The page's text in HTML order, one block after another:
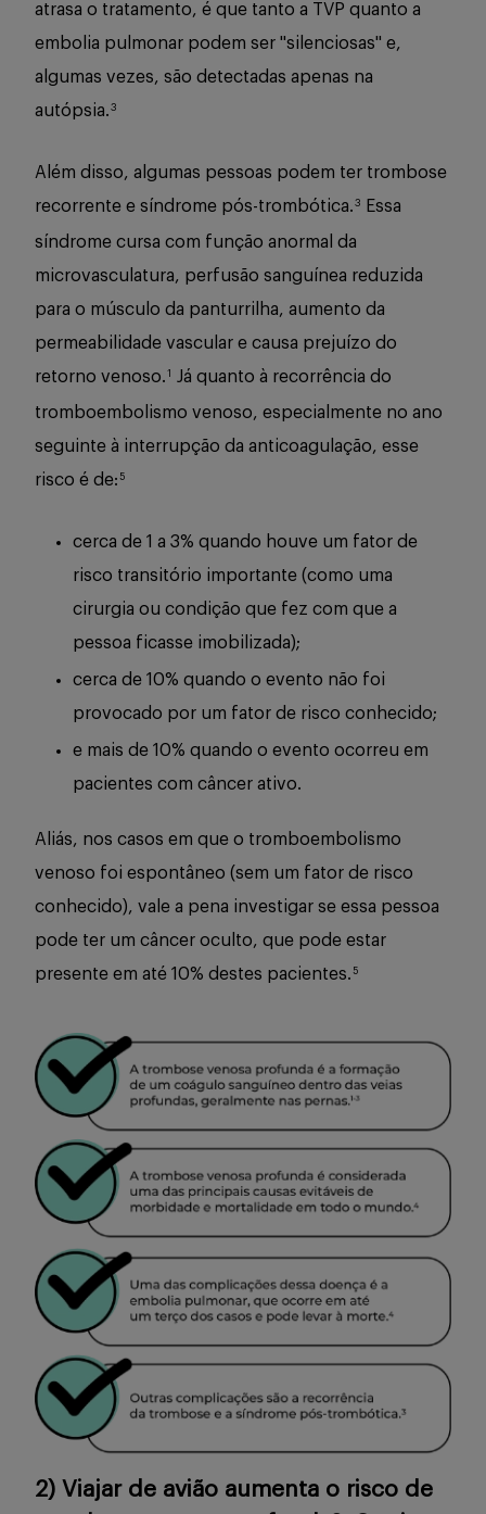
atrasa o tratamento, é que tanto a TVP quanto a
embolia pulmonar podem ser "silenciosas" e,
algumas vezes, são detectadas apenas na
autópsia. 3
Além disso, algumas pessoas podem ter trombose
recorrente e síndrome pós-trombótica. 3 Essa
síndrome cursa com função anormal da
microvasculatura, perfusão sanguínea reduzida
para o músculo da panturrilha, aumento da
permeabilidade vascular e causa prejuízo do
retorno venoso. 1 Já quanto à recorrência do
tromboembolismo venoso, especialmente no ano
seguinte à interrupção da anticoagulação, esse
risco é de: 5
cerca de 1 a 3% quando houve um fator de
risco transitório importante (como uma
cirurgia ou condição que fez com que a
pessoa ficasse imobilizada);
cerca de 10% quando o evento não foi
provocado por um fator de risco conhecido;
e mais de 10% quando o evento ocorreu em
pacientes com câncer ativo.
Aliás, nos casos em que o tromboembolismo
venoso foi espontâneo (sem um fator de risco
conhecido), vale a pena investigar se essa pessoa
pode ter um câncer oculto, que pode estar
presente em até 10% destes pacientes. 5
2) Viajar de avião aumenta o risco de